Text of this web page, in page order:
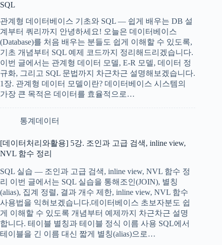
SQL
관계형 데이터베이스 기초와 SQL — 쉽게 배우는 DB 설
계부터 쿼리까지 안녕하세요! 오늘은 데이터베이스
(Database)를 처음 배우는 분들도 쉽게 이해할 수 있도록,
기초 개념부터 SQL 예제 코드까지 정리해드리겠습니다.
이번 글에서는 관계형 데이터 모델, E-R 모델, 데이터 정
규화, 그리고 SQL 문법까지 차근차근 설명해보겠습니다.
1장. 관계형 데이터 모델이란? 데이터베이스 시스템의
가장 큰 목적은 데이터를 효율적으로…
통계데이터
[데이터처리와활용] 5강. 조인과 고급 검색, inline view,
NVL 함수 정리
SQL 실습 — 조인과 고급 검색, inline view, NVL 함수 정
리 이번 글에서는 SQL 실습을 통해조인(JOIN), 별칭
(alias), 집계 정렬, 결과 개수 제한, inline view, NVL 함수
사용법을 익혀보겠습니다.데이터베이스 초보자분도 쉽
게 이해할 수 있도록 개념부터 예제까지 차근차근 설명
합니다. 테이블 별칭과 테이블 정식 이름 사용 SQL에서
테이블을 긴 이름 대신 짧게 별칭(alias)으로…